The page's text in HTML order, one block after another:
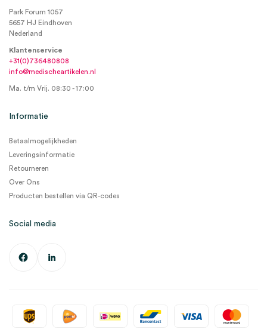
Park Forum 1057
5657 HJ Eindhoven
Nederland
Klantenservice
+31(0)736480808
info@medischeartikelen.nl
Ma. t/m Vrij. 08:30 - 17:00
Informatie
Betaalmogelijkheden
Leveringsinformatie
Retourneren
Over Ons
Producten bestellen via QR-codes
Social media